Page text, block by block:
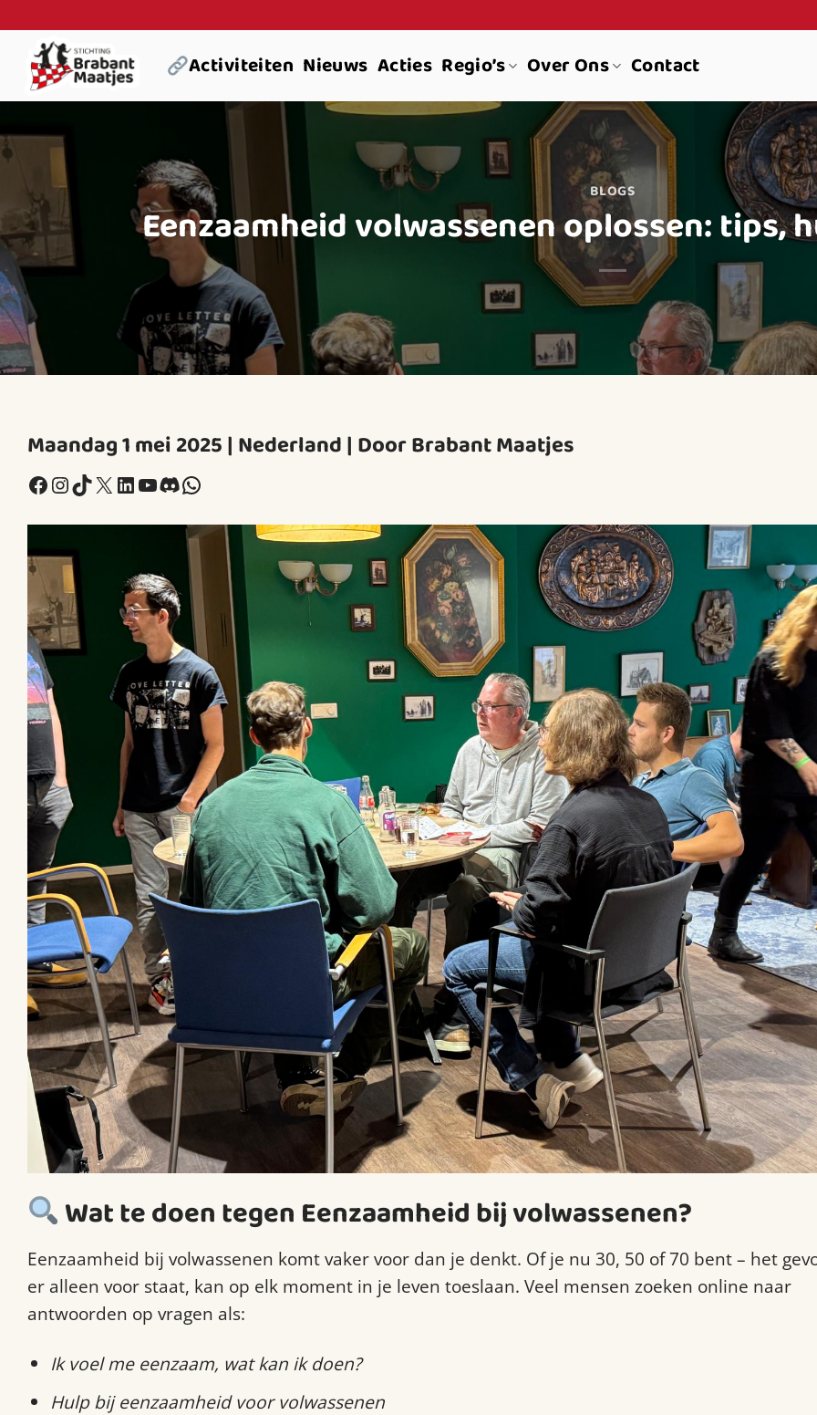
inhoud
Activiteiten Nieuws Acties Regio’s Over Ons Contact
BLOGS
Eenzaamheid volwassenen oplossen: tips,
Maandag 1 mei 2025 | Nederland | Door Brabant Maatjes
Facebook
Instagram
TikTok
X LinkedIn
YouTube
Discord
WhatsApp
Wat te doen tegen Eenzaamheid bij volwassenen?
Eenzaamheid bij volwassenen komt vaker voor dan je denkt. Of je nu 30, 50 of 70 bent – het
er alleen voor staat, kan op elk moment in je leven toeslaan. Veel mensen zoeken online naar
antwoorden op vragen als:
Ik voel me eenzaam, wat kan ik doen?
Hulp bij eenzaamheid voor volwassenen